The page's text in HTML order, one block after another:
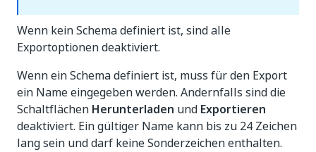
Wenn kein Schema definiert ist, sind alle
Exportoptionen deaktiviert.
Wenn ein Schema definiert ist, muss für den Export
ein Name eingegeben werden. Andernfalls sind die
Schaltflächen Herunterladen und Exportieren
deaktiviert. Ein gültiger Name kann bis zu 24 Zeichen
lang sein und darf keine Sonderzeichen enthalten.